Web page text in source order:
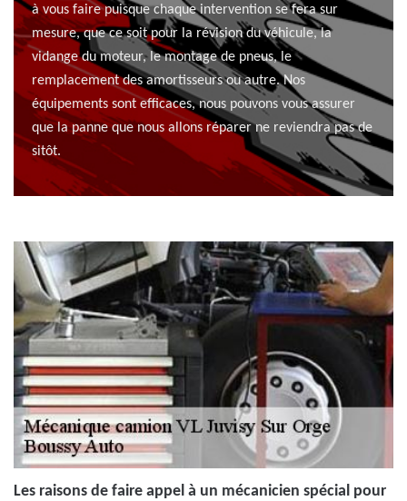
à vous faire puisque chaque intervention se fera sur
mesure, que ce soit pour la révision du véhicule, la
vidange du moteur, le montage de pneus, le
remplacement des amortisseurs ou autre. Nos
équipements sont efficaces, nous pouvons vous assurer
que la panne que nous allons réparer ne reviendra pas de
sitôt.
Les raisons de faire appel à un mécanicien spécial pour